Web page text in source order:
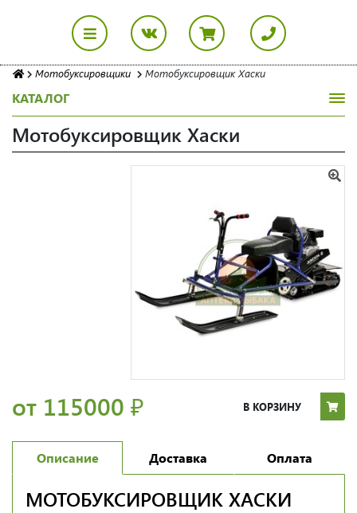
Мотобуксировщики Мотобуксировщик Хаски
КАТАЛОГ
Мотобуксировщик Хаски
от 115000 ₽ В КОРЗИНУ
Описание Доставка Оплата
МОТОБУКСИРОВЩИК ХАСКИ